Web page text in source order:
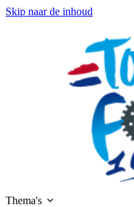
Skip naar de inhoud
Thema's